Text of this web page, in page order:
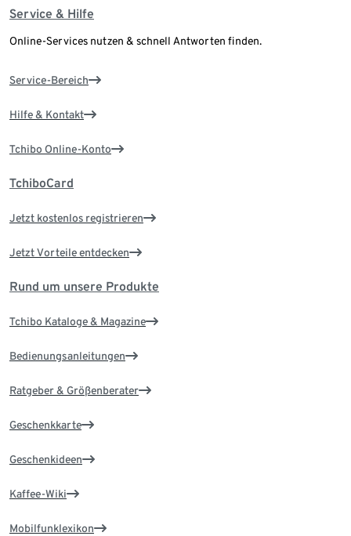
Service & Hilfe
Online-Services nutzen & schnell Antworten finden.
Service-Bereich
Hilfe & Kontakt
Tchibo Online-Konto
TchiboCard
Jetzt kostenlos registrieren
Jetzt Vorteile entdecken
Rund um unsere Produkte
Tchibo Kataloge & Magazine
Bedienungsanleitungen
Ratgeber & Größenberater
Geschenkkarte
Geschenkideen
Kaffee-Wiki
Mobilfunklexikon